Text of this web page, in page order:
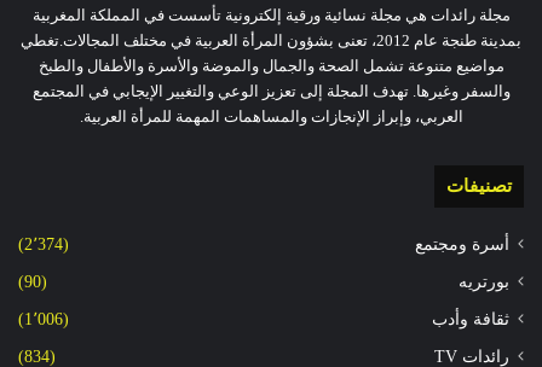
مجلة رائدات هي مجلة نسائية ورقية إلكترونية تأسست في المملكة المغربية
بمدينة طنجة عام 2012، تعنى بشؤون المرأة العربية في مختلف المجالات.تغطي
مواضيع متنوعة تشمل الصحة والجمال والموضة والأسرة والأطفال والطبخ
والسفر وغيرها. تهدف المجلة إلى تعزيز الوعي والتغيير الإيجابي في المجتمع
العربي، وإبراز الإنجازات والمساهمات المهمة للمرأة العربية.
تصنيفات
أسرة ومجتمع (2٬374)
بورتريه (90)
ثقافة وأدب (1٬006)
رائدات TV (834)